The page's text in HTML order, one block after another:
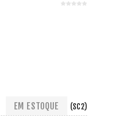
EM ESTOQUE (SC2)